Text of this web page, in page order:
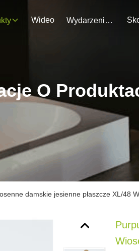
Wideo Wydarzenia
O
damskie jesienne płaszcze XL/48